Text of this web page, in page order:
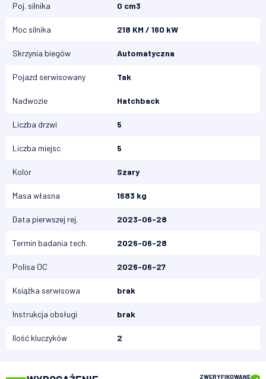
Poj. silnika 0 cm3
Moc silnika 218 KM / 160 kW
Skrzynia biegów Automatyczna
Pojazd serwisowany Tak
Nadwozie Hatchback
Liczba drzwi 5
Liczba miejsc 5
Kolor Szary
Masa własna 1683 kg
Data pierwszej rej. 2023-06-28
Termin badania tech. 2026-06-28
Polisa OC 2026-06-27
Książka serwisowa brak
Instrukcja obsługi brak
Ilość kluczyków 2
ZWERYFIKOWANE